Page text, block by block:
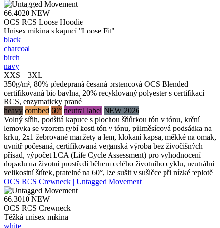
66.4020 NEW
OCS RCS Loose Hoodie
Unisex mikina s kapucí "Loose Fit"
black
charcoal
birch
navy
XXS – 3XL
350g/m², 80% předepraná česaná prstencová OCS Blended
certifikovaná bio bavlna, 20% recyklovaný polyester s certifikací
RCS, enzymaticky prané
heavy combed 60° neutral label NEW 2026
Volný střih, podšitá kapuce s plochou šňůrkou tón v tónu, krční
lemovka se vzorem rybí kosti tón v tónu, půlměsícová podsádka na
krku, 2x1 žebrované manžety a lem, klokaní kapsa, měkké na omak,
uvnitř počesaná, certifikovaná veganská výroba bez živočišných
přísad, výpočet LCA (Life Cycle Assessment) pro vyhodnocení
dopadu na životní prostředí během celého životního cyklu, neutrální
velikostní štítek, pratelné na 60°, lze sušit v sušičce při nízké teplotě
OCS RCS Crewneck | Untagged Movement
66.3010 NEW
OCS RCS Crewneck
Těžká unisex mikina
white